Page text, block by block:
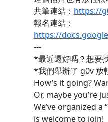
共筆連結： https://
報名連結：
https://
---
*最近還好嗎？想要
*我們舉辦了 g0v 放
How’s it going?
Or, maybe you’re
We’ve organized
is welcome to join!